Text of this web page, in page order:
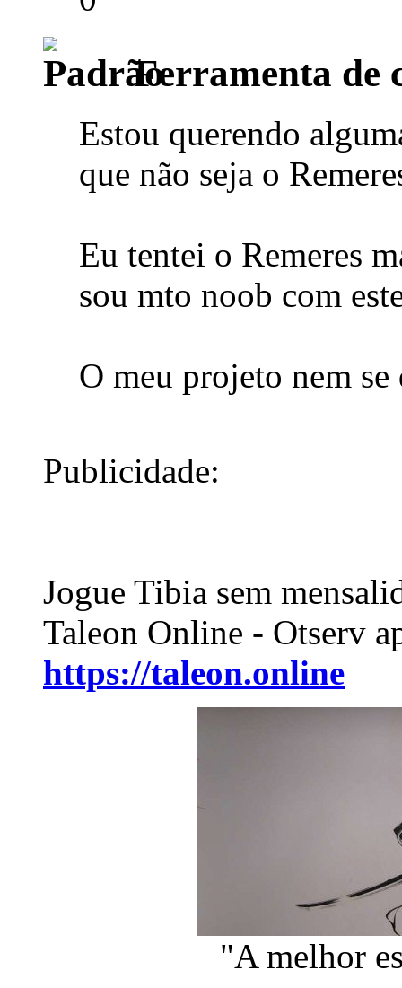
Ferramenta de
Estou querendo
que não seja o
Eu tentei o Remeres
sou mto noob com
O meu projeto nem
Publicidade:
Jogue Tibia sem
Taleon Online - Otserv
https://taleon.online
"A melhor